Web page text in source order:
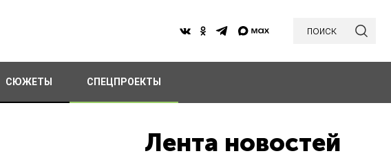
поиск
СЮЖЕТЫ СПЕЦПРОЕКТЫ
Лента новостей